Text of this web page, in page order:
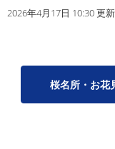
2026年4月17日 10:30 更新
桜名所・お花